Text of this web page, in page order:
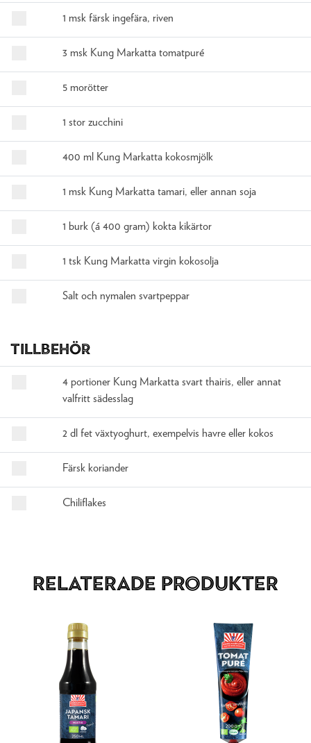
1 msk färsk ingefära, riven
3 msk Kung Markatta tomatpuré
5 morötter
1 stor zucchini
400 ml Kung Markatta kokosmjölk
1 msk Kung Markatta tamari, eller annan soja
1 burk (á 400 gram) kokta kikärtor
1 tsk Kung Markatta virgin kokosolja
Salt och nymalen svartpeppar
Tillbehör
4 portioner Kung Markatta svart thairis, eller annat
valfritt sädesslag
2 dl fet växtyoghurt, exempelvis havre eller kokos
Färsk koriander
Chiliflakes
Relaterade produkter